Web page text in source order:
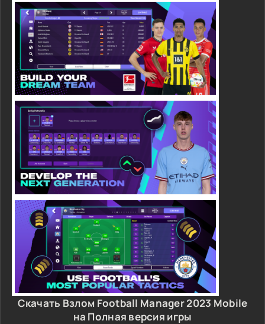
Скачать Взлом Football Manager 2023 Mobile
на Полная версия игры